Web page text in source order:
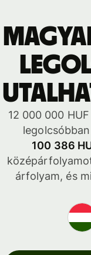
12 000 000
100 386
árfolyam, és